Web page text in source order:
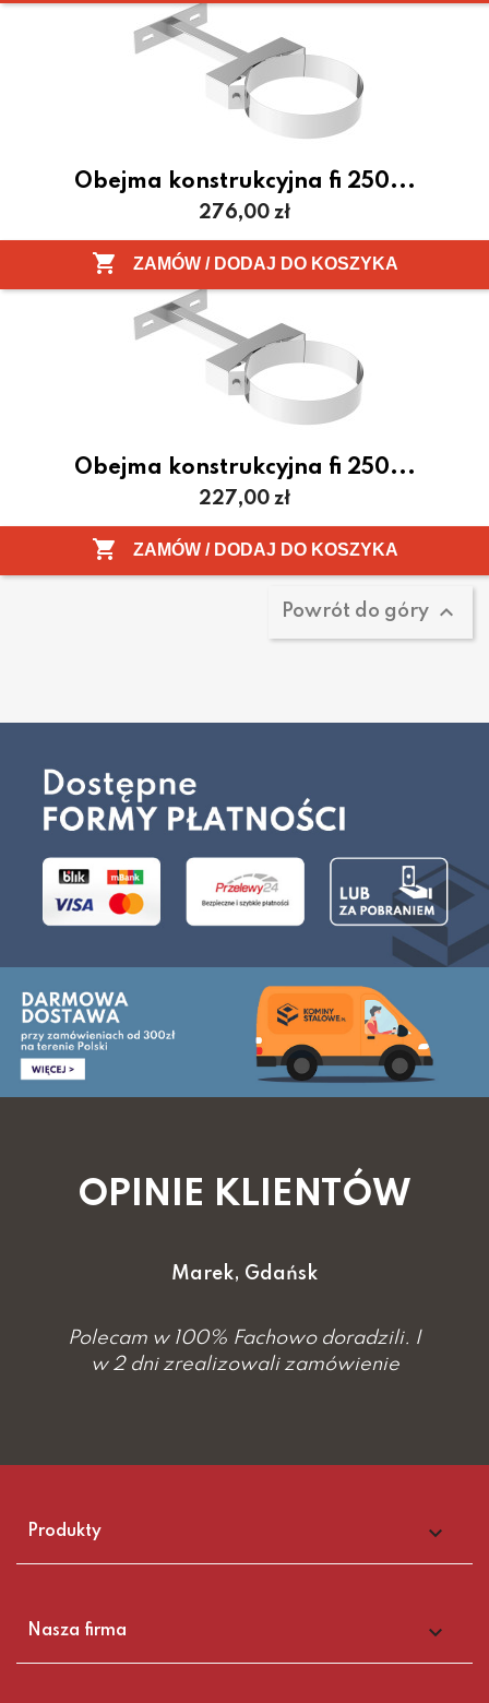
Obejma konstrukcyjna fi 250...
Cena
276,00 zł
 ZAMÓW / DODAJ DO KOSZYKA
Obejma konstrukcyjna fi 250...
Cena
227,00 zł
 ZAMÓW / DODAJ DO KOSZYKA
Pokazano 1-3 z 3 pozycji
Powrót do góry 
OPINIE KLIENTÓW
Marek, Gdańsk
Polecam w 100% Fachowo doradzili. I
w 2 dni zrealizowali zamówienie
Produkty 
Nasza firma 